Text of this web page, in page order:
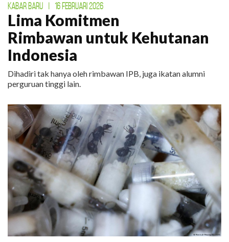
KABAR BARU | 16 FEBRUARI 2026
Lima Komitmen
Rimbawan untuk Kehutanan
Indonesia
Dihadiri tak hanya oleh rimbawan IPB, juga ikatan alumni
perguruan tinggi lain.